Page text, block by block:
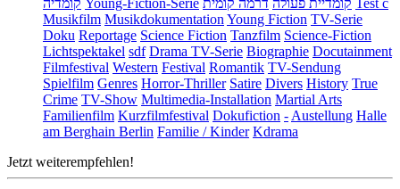
Musikfilm Musikdokumentation Young Fiction TV-Serie
Doku Reportage Science Fiction Tanzfilm Science-Fiction
Lichtspektakel sdf Drama TV-Serie Biographie Docutainment
Filmfestival Western Festival Romantik TV-Sendung
Spielfilm Genres Horror-Thriller Satire Divers History True
Crime TV-Show Multimedia-Installation Martial Arts
Familienfilm Kurzfilmfestival Dokufiction - Austellung Halle
am Berghain Berlin Familie / Kinder Kdrama
Jetzt weiterempfehlen!